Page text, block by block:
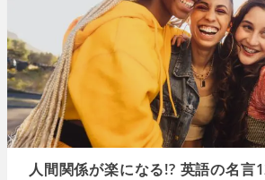
人間関係が楽になる!? 英語の名言